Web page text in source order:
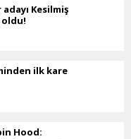
Kesilmiş
oldu!
ilk kare
Hood: